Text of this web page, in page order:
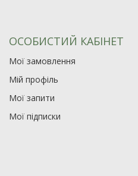
ОСОБИСТИЙ КАБІНЕТ
Мої замовлення
Мій профіль
Мої запити
Мої підписки